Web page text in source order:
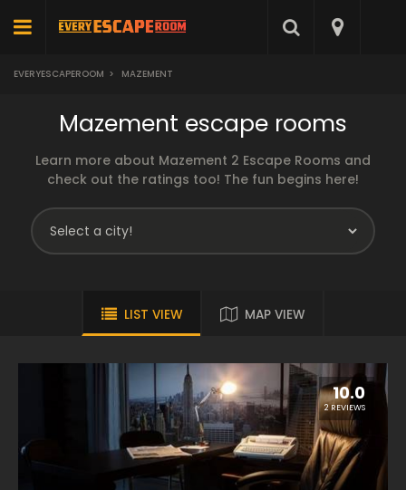
EVERYESCAPEROOM > MAZEMENT
Mazement escape rooms
Learn more about Mazement 2 Escape Rooms and
check out the ratings too! The fun begins here!
LIST VIEW MAP VIEW
10.0
2 REVIEWS